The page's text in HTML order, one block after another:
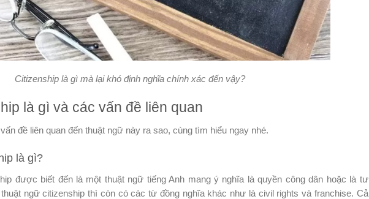
Citizenship là gì mà lại khó định nghĩa chính xác đến vậy?
là gì và các vấn đề liên quan
đề liên quan đến thuật ngữ này ra sao, cùng tìm hiểu ngay nhé.
là gì?
được biết đến là một thuật ngữ tiếng Anh mang ý nghĩa là quyền công dân hoặc là tư
ngữ citizenship thì còn có các từ đồng nghĩa khác như là civil rights và franchise. Cả